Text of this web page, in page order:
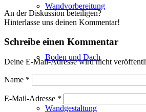
Wandvorbereitung
Boden und Dach
Wandgestaltung
An der Diskussion beteiligen?
Hinterlasse uns deinen Kommentar!
Schreibe einen Kommentar
Deine E-Mail-Adresse wird nicht
Name *
E-Mail-Adresse *